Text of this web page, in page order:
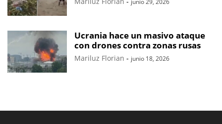
Ucrania hace un masivo ataque
con drones contra zonas rusas
Mariluz Florian - junio 18, 2026